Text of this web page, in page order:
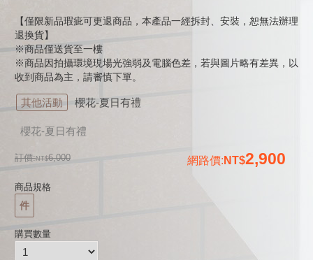
【僅限新品瑕疵可更退商品，本產品一經拆封、安裝，恕無法辦理
退換貨】
※商品僅送貨至一樓
※商品因拍攝環境現場光強弱及電腦色差，若與圖片略有差異，以
收到商品為主，請審慎下單。
其他活動 櫻花-夏日有禮
櫻花-夏日有禮
訂價: 6,000 網路價: 2,900
商品規格
件
購買數量